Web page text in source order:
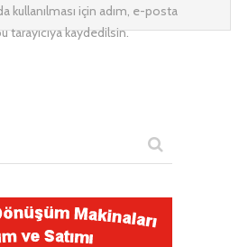
kullanılması için adım, e-posta
kaydedilsin.